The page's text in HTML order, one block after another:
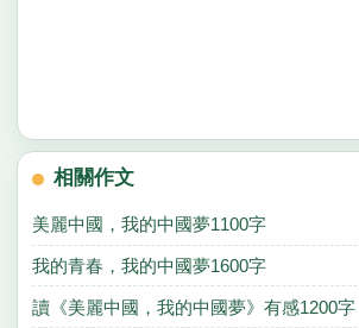
相關作文
美麗中國，我的中國夢1100字
我的青春，我的中國夢1600字
讀《美麗中國，我的中國夢》有感1200字